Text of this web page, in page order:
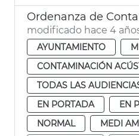
Ordenanza de
modificado hace 4
AYUNTAMIENTO
CONTAMINACIÓN
TODAS LAS
EN PORTADA
EN
NORMAL
MEDI